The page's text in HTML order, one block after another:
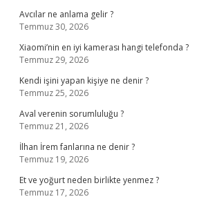
Avcılar ne anlama gelir ?
Temmuz 30, 2026
Xiaomi’nin en iyi kamerası hangi telefonda ?
Temmuz 29, 2026
Kendi işini yapan kişiye ne denir ?
Temmuz 25, 2026
Aval verenin sorumluluğu ?
Temmuz 21, 2026
İlhan İrem fanlarına ne denir ?
Temmuz 19, 2026
Et ve yoğurt neden birlikte yenmez ?
Temmuz 17, 2026